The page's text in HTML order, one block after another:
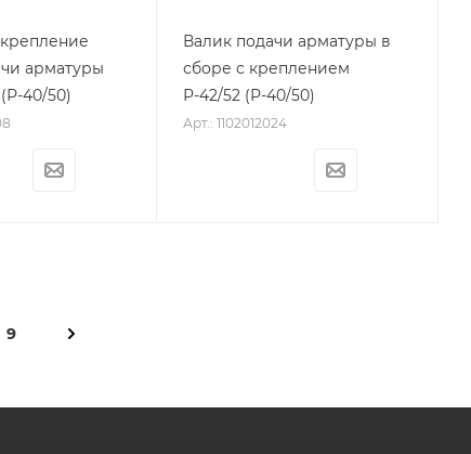
арматуры
40/50)
Валик подачи арматуры в
сборе с креплением
Р-42/52 (Р-40/50)
Арт.: 1102012024
9